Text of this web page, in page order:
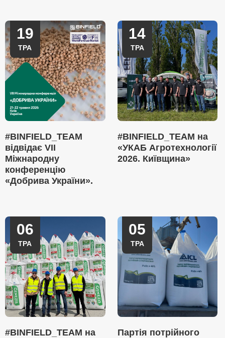
19
ТРА
#BINFIELD_TEAM
відвідає VII
Міжнародну
конференцію
«Добрива України».
14
ТРА
#BINFIELD_TEAM на
«УКАБ Агротехнології
2026. Київщина»
06
ТРА
#BINFIELD_TEAM на
05
ТРА
Партія потрійного